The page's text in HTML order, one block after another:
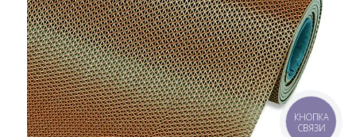
КНОПКА
СВЯЗИ